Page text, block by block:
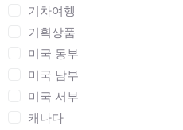
기차여행
기획상품
미국 동부
미국 남부
미국 서부
캐나다